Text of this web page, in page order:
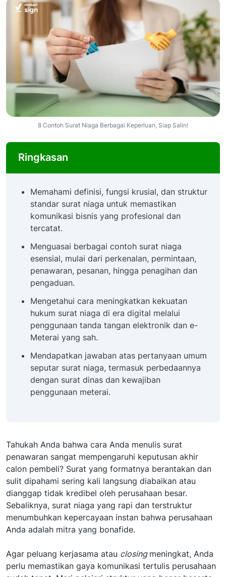
8 Contoh Surat Niaga Berbagai Keperluan, Siap Salin!
Ringkasan
Memahami definisi, fungsi krusial, dan struktur
standar surat niaga untuk memastikan
komunikasi bisnis yang profesional dan
tercatat.
Menguasai berbagai contoh surat niaga
esensial, mulai dari perkenalan, permintaan,
penawaran, pesanan, hingga penagihan dan
pengaduan.
Mengetahui cara meningkatkan kekuatan
hukum surat niaga di era digital melalui
penggunaan tanda tangan elektronik dan e-
Meterai yang sah.
Mendapatkan jawaban atas pertanyaan umum
seputar surat niaga, termasuk perbedaannya
dengan surat dinas dan kewajiban
penggunaan meterai.
Tahukah Anda bahwa cara Anda menulis surat
penawaran sangat mempengaruhi keputusan akhir
calon pembeli? Surat yang formatnya berantakan dan
sulit dipahami sering kali langsung diabaikan atau
dianggap tidak kredibel oleh perusahaan besar.
Sebaliknya, surat niaga yang rapi dan terstruktur
menumbuhkan kepercayaan instan bahwa perusahaan
Anda adalah mitra yang bonafide.
Agar peluang kerjasama atau closing meningkat, Anda
perlu memastikan gaya komunikasi tertulis perusahaan